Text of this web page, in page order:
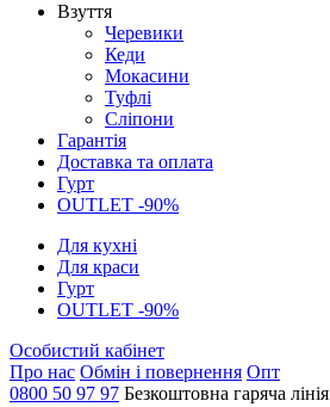
Взуття
Черевики
Кеди
Мокасини
Туфлі
Сліпони
Гарантія
Доставка та оплата
Гурт
OUTLET -90%
Для кухні
Для краси
Гурт
OUTLET -90%
Особистий кабінет
Про нас Обмін і повернення Опт
0800 50 97 97 Безкоштовна гаряча лінія